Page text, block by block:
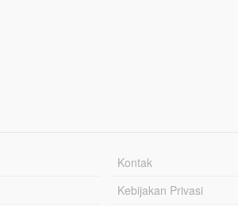
Kontak
Kebijakan Privasi